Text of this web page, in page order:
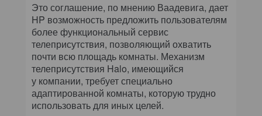
Это соглашение, по мнению Ваадевига, дает
HP возможность предложить пользователям
более функциональный сервис
телеприсутствия, позволяющий охватить
почти всю площадь комнаты. Механизм
телеприсутствия Halo, имеющийся
у компании, требует специально
адаптированной комнаты, которую трудно
использовать для иных целей.